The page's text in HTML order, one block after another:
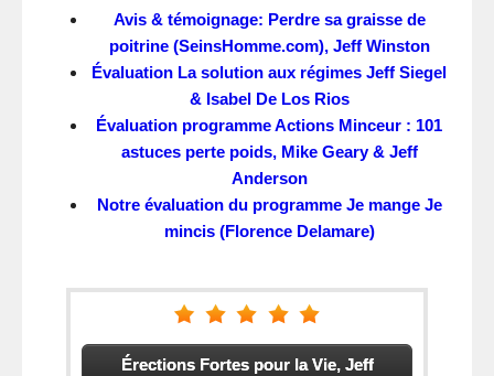
Avis & témoignage: Perdre sa graisse de
poitrine (SeinsHomme.com), Jeff Winston
Évaluation La solution aux régimes Jeff Siegel
& Isabel De Los Rios
Évaluation programme Actions Minceur : 101
astuces perte poids, Mike Geary & Jeff
Anderson
Notre évaluation du programme Je mange Je
mincis (Florence Delamare)
Érections Fortes pour la Vie, Jeff